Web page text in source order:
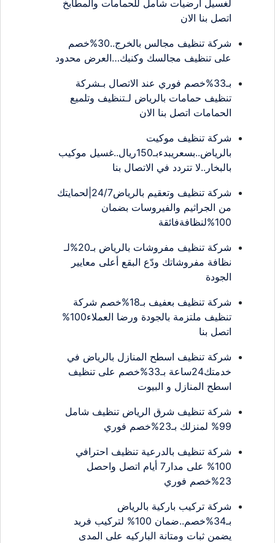
لغسيل ارضيات شامل للحمامات والمطابخ
اتصل بنا الان
شركة تنظيف مجالس بالخرج..30%خصم
على تنظيف مجالسك وكنبك…العرض محدود
بـ33%خصم فوري عند الاتصال بـشركة
تنظيف حمامات بالرياض لـتنظيف وتلميع
الحمامات اتصل بنا الان
شركة تنظيف موكيت
بالرياض..بسعريبدءبـ150ريال..غسيل موكيب
بالبخار..لا تتردد في الاتصال بنا
شركة تنظيف وتعقيم بالرياض24/7|لحمايتك
من الجراثيم والفيروسات بضمان
100%لنظافةفائقة
شركة تنظيف مفروشات بالرياض بـ20%لـ
نظافة مفروشاتك ودّع البقع أعلى معايير
الجودة
شركة تنظيف بعفيف بـ18%خصم شركة
تنظيف ملتزمة بالجودة ورضا العملاء100%
اتصل بنا
شركة تنظيف اسطح المنازل بالرياض في
خدمتك24ساعة بـ33%خصم على تنظيف
اسطح المنازل و البيوت
شركة تنظيف شرق الرياض تنظيف شامل
99% لمنزلك بـ23%خصم فوري
شركة تنظيف بالدرعية تنظيف احترافي
100% على مدار7 أيام اتصل واحصل
23%خصم فوري
شركة تركيب باركية بالرياض
بـ34%خصم..ضمان 100% لتركيب فريد
يضمن ثبات ومتانة الباركيه على المدى